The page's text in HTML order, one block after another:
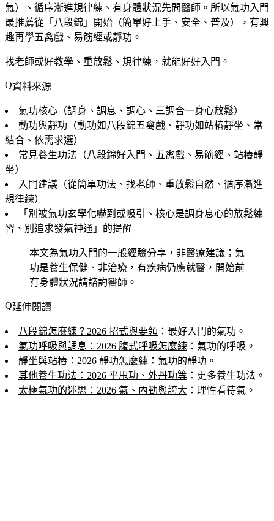
氣）、循序漸進規律練、有身體狀況先問醫師。所以氣功入門
最推薦從「八段錦」開始（簡單好上手、安全、普及），有興
趣再學五禽戲、易筋經或靜功。
找老師或好教學、重放鬆、規律練，就能好好入門。
資料來源
氣功核心（調身、調息、調心、三調合一身心放鬆）
動功與靜功（動功如八段錦五禽戲、靜功如站樁靜坐、常
結合、依需求選）
常見養生功法（八段錦好入門、五禽戲、易筋經、站樁靜
坐）
入門建議（從簡單功法、找老師、重放鬆自然、循序漸進
規律練）
「別被氣功玄學化嚇到或吸引、核心是調身息心的放鬆練
習、別追求發氣神通」的提醒
本文為氣功入門的一般經驗分享，非醫療建議；氣
功是養生保健、非治療，有疾病仍應就醫，開始前
有身體狀況請諮詢醫師。
延伸閱讀
八段錦怎麼練？2026 招式與要領 ：最好入門的氣功。
氣功呼吸與調息：2026 腹式呼吸怎麼練 ：氣功的呼吸。
靜坐與站樁：2026 靜功怎麼練 ：氣功的靜功。
其他養生功法：2026 平甩功、外丹功等 ：更多養生功法。
太極氣功的迷思：2026 氣、內勁與誇大 ：理性看待氣。